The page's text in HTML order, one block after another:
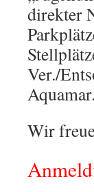
direkter
Ver./
Aquamar.
Wir